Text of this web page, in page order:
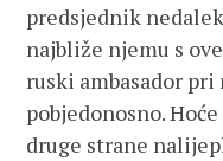
predsjednik
najbliže njemu s
ruski ambasador
pobjedonosno.
druge strane